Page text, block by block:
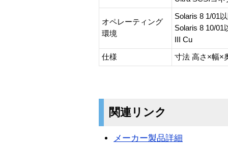
オペレーティング
環境
Solaris 8 1/01
Solaris 8 10/01
III Cu
仕様 寸法 高さ×幅×
関連リンク
メーカー製品詳細